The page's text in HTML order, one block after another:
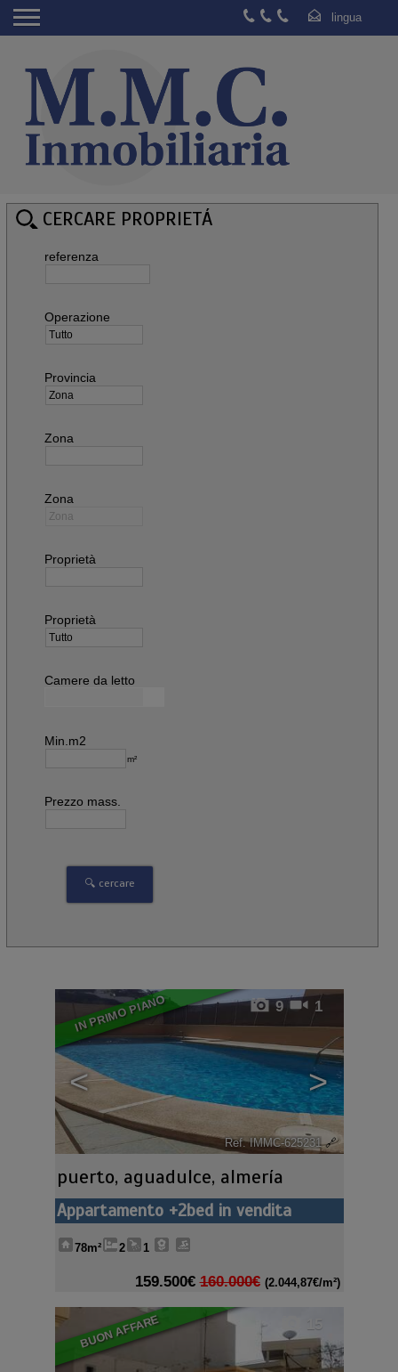
CERCARE PROPRIETÁ
referenza
Operazione
Provincia
Zona
Zona
Proprietà
Proprietà
Camere da letto
Min.m2
m²
Prezzo mass.
IN PRIMO PIANO
< >
9 1
Ref. IMMC-625231 🔗
puerto, aguadulce, almería
Appartamento +2bed in vendita
78m² 2 1
159.500€ 160.000€ (2.044,87€/m²)
BUON AFFARE 15